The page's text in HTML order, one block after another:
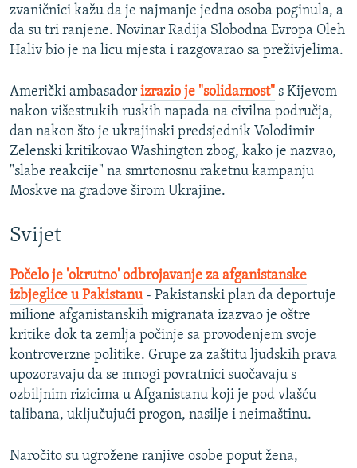
zvaničnici kažu da je najmanje jedna osoba poginula, a
da su tri ranjene. Novinar Radija Slobodna Evropa Oleh
Haliv bio je na licu mjesta i razgovarao sa preživjelima.
Američki ambasador izrazio je "solidarnost" s Kijevom
nakon višestrukih ruskih napada na civilna područja,
dan nakon što je ukrajinski predsjednik Volodimir
Zelenski kritikovao Washington zbog, kako je nazvao,
"slabe reakcije" na smrtonosnu raketnu kampanju
Moskve na gradove širom Ukrajine.
Svijet
Počelo je 'okrutno' odbrojavanje za afganistanske
izbjeglice u Pakistanu- Pakistanski plan da deportuje
milione afganistanskih migranata izazvao je oštre
kritike dok ta zemlja počinje sa provođenjem svoje
kontroverzne politike. Grupe za zaštitu ljudskih prava
upozoravaju da se mnogi povratnici suočavaju s
ozbiljnim rizicima u Afganistanu koji je pod vlašću
talibana, uključujući progon, nasilje i neimaštinu.
Naročito su ugrožene ranjive osobe poput žena,